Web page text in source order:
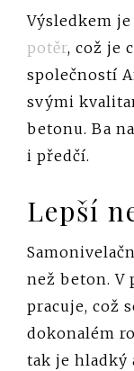
Výsledkem
potěr, což je
společností
svými
betonu. Ba
i předčí.
Lepší
než beton. V
pracuje, což
dokonalém
tak je hladký